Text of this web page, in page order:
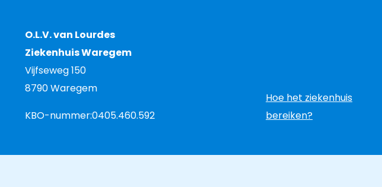
O.L.V. van Lourdes
Ziekenhuis Waregem
Vijfseweg 150
8790 Waregem
KBO-nummer:0405.460.592
Hoe het ziekenhuis
bereiken?